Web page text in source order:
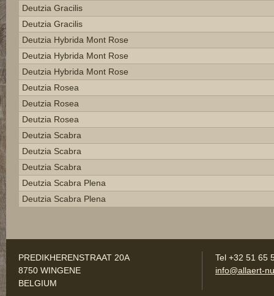
Deutzia Gracilis
Deutzia Gracilis
Deutzia Hybrida Mont Rose
Deutzia Hybrida Mont Rose
Deutzia Hybrida Mont Rose
Deutzia Rosea
Deutzia Rosea
Deutzia Rosea
Deutzia Scabra
Deutzia Scabra
Deutzia Scabra
Deutzia Scabra Plena
Deutzia Scabra Plena
PREDIKHERENSTRAAT 20A
8750 WINGENE
BELGIUM
Tel +32 51 65
info@allaert-